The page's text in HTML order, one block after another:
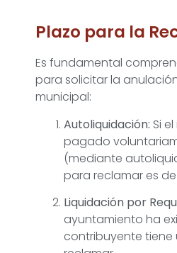
Plazo para la
Es fundamental
para solicitar la
municipal:
Autoliquidación: Si
pagado
(mediante
para reclamar es
Liquidación por
ayuntamiento ha
contribuyente tiene